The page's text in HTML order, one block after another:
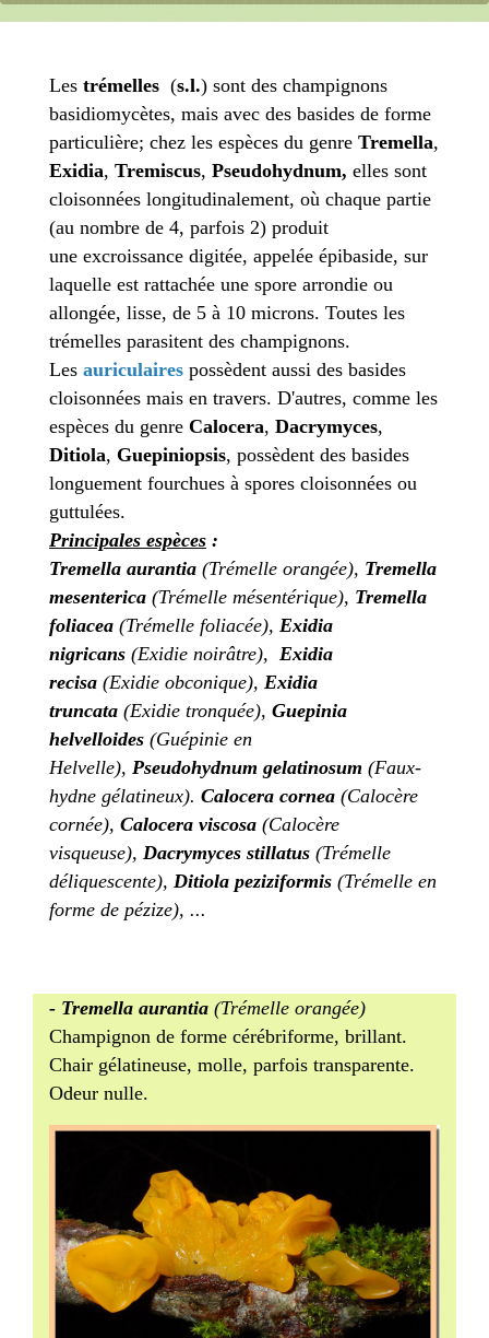
Les trémelles (s.l.) sont des champignons
basidiomycètes, mais avec des basides de forme
particulière; chez les espèces du genre Tremella,
Exidia, Tremiscus, Pseudohydnum, elles sont
cloisonnées longitudinalement, où chaque partie
(au nombre de 4, parfois 2) produit
une excroissance digitée, appelée épibaside, sur
laquelle est rattachée une spore arrondie ou
allongée, lisse, de 5 à 10 microns. Toutes les
trémelles parasitent des champignons.
Les auriculaires possèdent aussi des basides
cloisonnées mais en travers. D'autres, comme les
espèces du genre Calocera, Dacrymyces,
Ditiola, Guepiniopsis, possèdent des basides
longuement fourchues à spores cloisonnées ou
guttulées.
Principales espèces :
Tremella aurantia (Trémelle orangée), Tremella
mesenterica (Trémelle mésentérique), Tremella
foliacea (Trémelle foliacée), Exidia
nigricans (Exidie noirâtre), Exidia
recisa (Exidie obconique), Exidia
truncata (Exidie tronquée), Guepinia
helvelloides (Guépinie en
Helvelle), Pseudohydnum gelatinosum (Faux-
hydne gélatineux). Calocera cornea (Calocère
cornée), Calocera viscosa (Calocère
visqueuse), Dacrymyces stillatus (Trémelle
déliquescente), Ditiola peziziformis (Trémelle en
forme de pézize), ...
- Tremella aurantia (Trémelle orangée)
Champignon de forme cérébriforme, brillant.
Chair gélatineuse, molle, parfois transparente.
Odeur nulle.